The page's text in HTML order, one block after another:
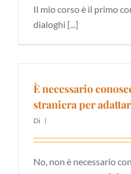
Il mio corso è il primo
dialoghi [...]
È necessario
straniera per
Di |
No, non è necessario